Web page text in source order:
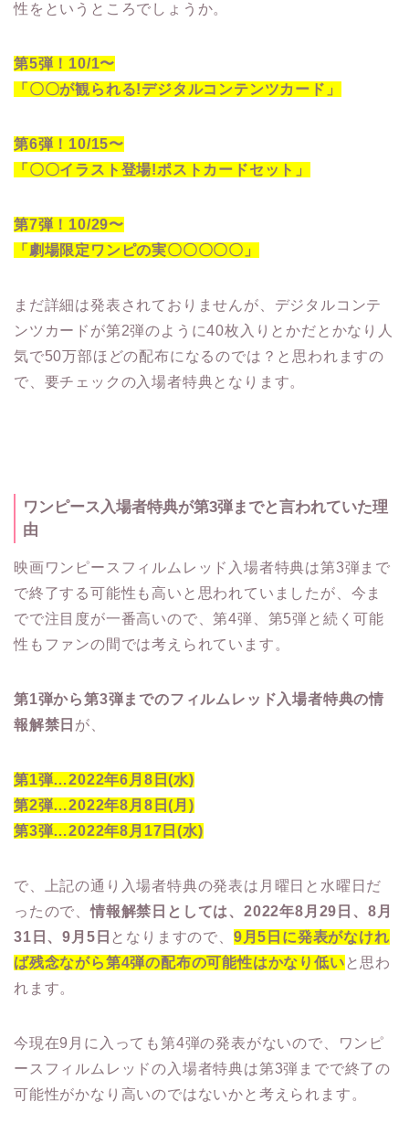
性をというところでしょうか。
第5弾！10/1〜
「〇〇が観られる!デジタルコンテンツカード」
第6弾！10/15〜
「〇〇イラスト登場!ポストカードセット」
第7弾！10/29〜
「劇場限定ワンピの実〇〇〇〇〇」
まだ詳細は発表されておりませんが、デジタルコンテ
ンツカードが第2弾のように40枚入りとかだとかなり人
気で50万部ほどの配布になるのでは？と思われますの
で、要チェックの入場者特典となります。
ワンピース入場者特典が第3弾までと言われていた理
由
映画ワンピースフィルムレッド入場者特典は第3弾まで
で終了する可能性も高いと思われていましたが、今ま
でで注目度が一番高いので、第4弾、第5弾と続く可能
性もファンの間では考えられています。
第1弾から第3弾までのフィルムレッド入場者特典の情
報解禁日 が、
第1弾…2022年6月8日(水)
第2弾…2022年8月8日(月)
第3弾…2022年8月17日(水)
で、上記の通り入場者特典の発表は月曜日と水曜日だ
ったので、情報解禁日としては、2022年8月29日、8月
31日、9月5日 となりますので、 9月5日に発表がなけれ
ば残念ながら第4弾の配布の可能性はかなり低い と思わ
れます。
今現在9月に入っても第4弾の発表がないので、ワンピ
ースフィルムレッドの入場者特典は第3弾までで終了の
可能性がかなり高いのではないかと考えられます。